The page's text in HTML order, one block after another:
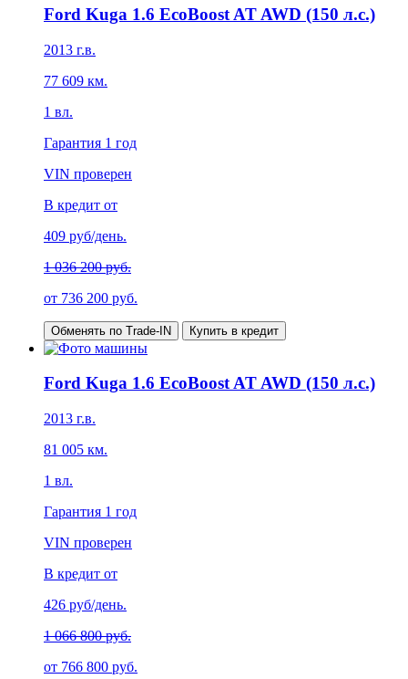
Ford Kuga 1.6 EcoBoost AT AWD (150 л.с.)
2013 г.в.
77 609 км.
1 вл.
Гарантия 1 год
VIN проверен
В кредит от
409 руб/день.
1 036 200 руб.
от 736 200 руб.
Обменять по Trade-IN Купить в кредит
Ford Kuga 1.6 EcoBoost AT AWD (150 л.с.)
2013 г.в.
81 005 км.
1 вл.
Гарантия 1 год
VIN проверен
В кредит от
426 руб/день.
1 066 800 руб.
от 766 800 руб.